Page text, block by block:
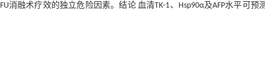
消融术疗效的独立危险因素。结论 血清TK-1、Hsp90α及AFP水平可预